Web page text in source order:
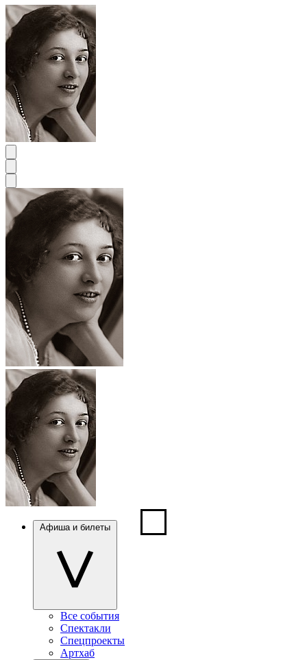
Афиша и билеты
Все события
Спектакли
Спецпроекты
Артхаб